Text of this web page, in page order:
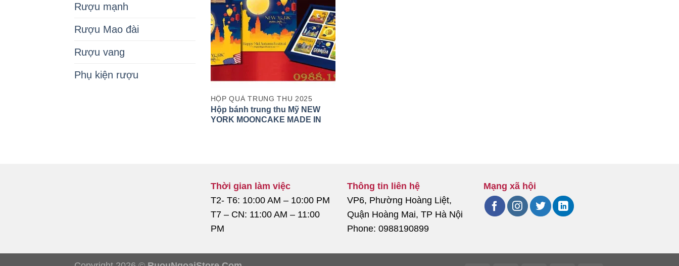
Rượu mạnh
Rượu Mao đài
Rượu vang
Phụ kiện rượu
HỘP QUÀ TRUNG THU 2025
Hộp bánh trung thu Mỹ NEW
YORK MOONCAKE MADE IN
Thời gian làm việc
T2- T6: 10:00 AM – 10:00 PM
T7 – CN: 11:00 AM – 11:00
PM
Thông tin liên hệ
VP6, Phường Hoàng Liệt,
Quận Hoàng Mai, TP Hà Nội
Phone: 0988190899
Mạng xã hội